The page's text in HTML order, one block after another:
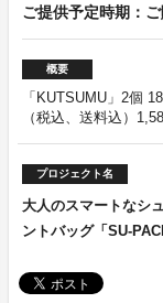
ご提供予定時期：
概要
「KUTSUMU」2個
（税込、送料込）
プロジェクト名
大人のスマートなシ
ントバッグ「SU-